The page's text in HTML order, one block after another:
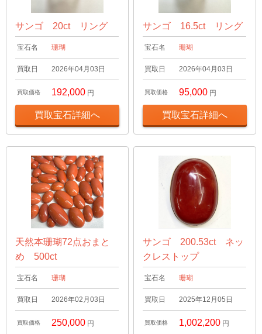
サンゴ 20ct リング
宝石名 珊瑚
買取日 2026年04月03日
買取価格 192,000 円
買取宝石詳細へ
サンゴ 16.5ct リング
宝石名 珊瑚
買取日 2026年04月03日
買取価格 95,000 円
買取宝石詳細へ
天然本珊瑚72点おまと
め 500ct
宝石名 珊瑚
買取日 2026年02月03日
買取価格 250,000 円
サンゴ 200.53ct ネッ
クレストップ
宝石名 珊瑚
買取日 2025年12月05日
買取価格 1,002,200 円